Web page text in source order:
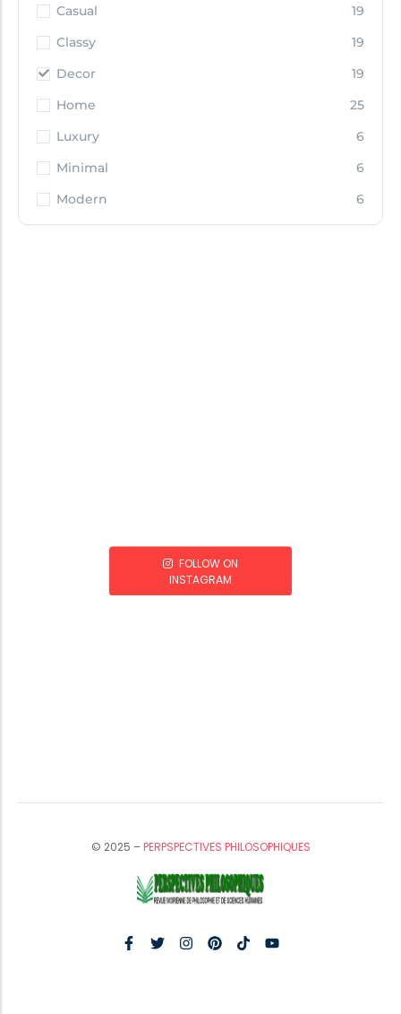
Casual
19
Classy
19
Decor
19
Home
25
Luxury
6
Minimal
6
Modern
6
FOLLOW ON
INSTAGRAM
© 2025 –PERPSPECTIVES PHILOSOPHIQUES